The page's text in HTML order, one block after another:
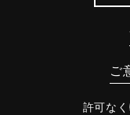
ご
許可な